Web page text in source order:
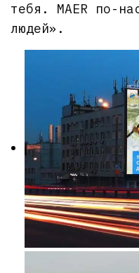
тебя. MAER по-
людей».